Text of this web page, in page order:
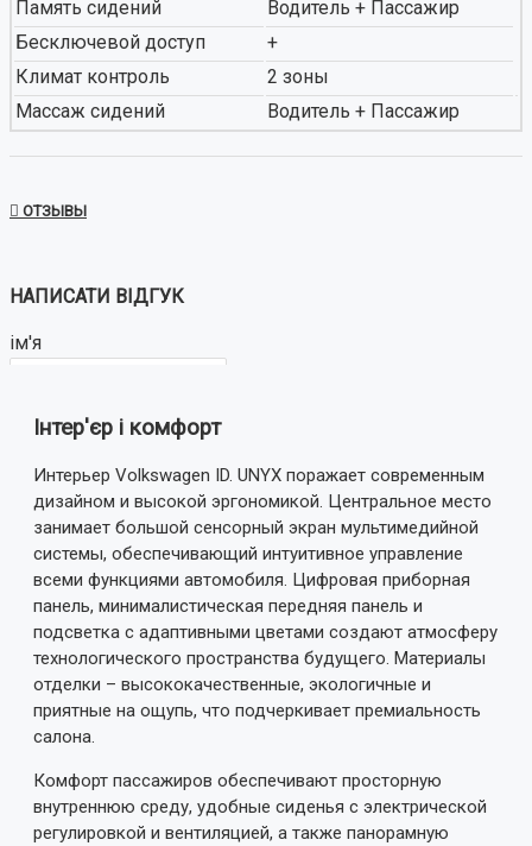
Память сидений
Водитель + Пассажир
Бесключевой доступ
+
Климат контроль
2 зоны
Массаж сидений
Водитель + Пассажир
ОТЗЫВЫ
НАПИСАТИ ВІДГУК
ім'я
Ваш відгук:
Примітка:HTML розмітка не підтримується!
Використовуйте звичайний текст.
Оцінка
Погано
Добре
Інтер'єр і комфорт
Интерьер Volkswagen ID. UNYX поражает современным
дизайном и высокой эргономикой. Центральное место
занимает большой сенсорный экран мультимедийной
системы, обеспечивающий интуитивное управление
всеми функциями автомобиля. Цифровая приборная
панель, минималистическая передняя панель и
подсветка с адаптивными цветами создают атмосферу
технологического пространства будущего. Материалы
отделки – высококачественные, экологичные и
приятные на ощупь, что подчеркивает премиальность
салона.
Комфорт пассажиров обеспечивают просторную
внутреннюю среду, удобные сиденья с электрической
регулировкой и вентиляцией, а также панорамную